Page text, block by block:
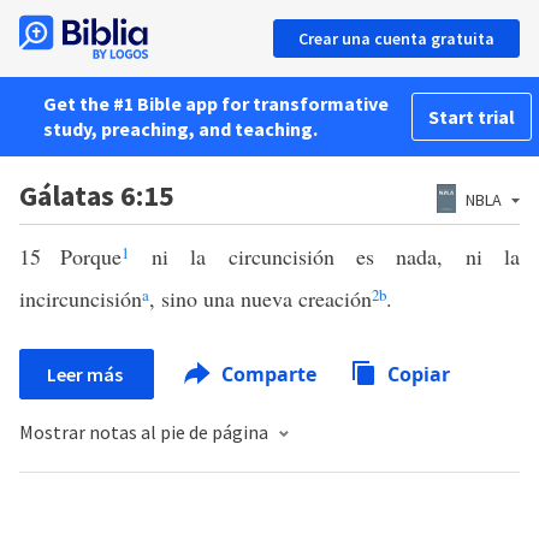
Crear una cuenta gratuita
Get the #1 Bible app for transformative
study, preaching, and teaching.
Start trial
Gálatas 6:15 NBLA
15 Porque1
ni la circuncisión es nada, ni la
incircuncisióna, sino una nueva creación2b.
Leer más Comparte Copiar
Mostrar notas al pie de página